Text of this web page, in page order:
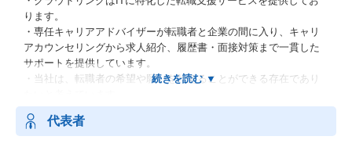
ります。
・専任キャリアアドバイザーが転職者と企業の間に入り、キャリ
アカウンセリングから求人紹介、履歴書・面接対策まで一貫した
サポートを提供しています。
・当社は、転職者の希望や願いを叶えることができる存在であり
・一人でも多くのエンジニアの自立したキャリアを叶えるべく質
の高いサービスを提供いたします。
代表者